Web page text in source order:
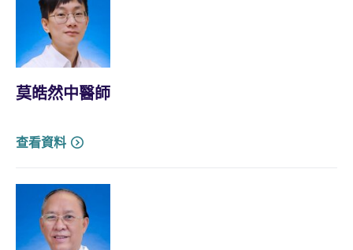
莫皓然中醫師
查看資料